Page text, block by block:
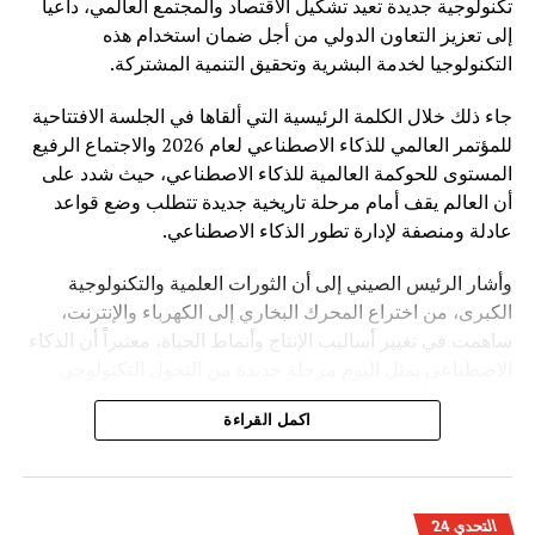
تكنولوجية جديدة تعيد تشكيل الاقتصاد والمجتمع العالمي، داعياً
إلى تعزيز التعاون الدولي من أجل ضمان استخدام هذه
التكنولوجيا لخدمة البشرية وتحقيق التنمية المشتركة.
جاء ذلك خلال الكلمة الرئيسية التي ألقاها في الجلسة الافتتاحية
للمؤتمر العالمي للذكاء الاصطناعي لعام 2026 والاجتماع الرفيع
المستوى للحوكمة العالمية للذكاء الاصطناعي، حيث شدد على
أن العالم يقف أمام مرحلة تاريخية جديدة تتطلب وضع قواعد
عادلة ومنصفة لإدارة تطور الذكاء الاصطناعي.
وأشار الرئيس الصيني إلى أن الثورات العلمية والتكنولوجية
الكبرى، من اختراع المحرك البخاري إلى الكهرباء والإنترنت،
ساهمت في تغيير أساليب الإنتاج وأنماط الحياة، معتبراً أن الذكاء
تحمل فرصاً كبيرة، لكنها تفرض في الوقت نفسه تحديات مرتبطة
وأوضح شي جينبينغ أن تطوير الذكاء الاصطناعي ينبغي أن يقوم
على أربعة مبادئ أساسية، تتمثل في الانفتاح والتعاون لتحقيق
اكمل القراءة
التحدي 24